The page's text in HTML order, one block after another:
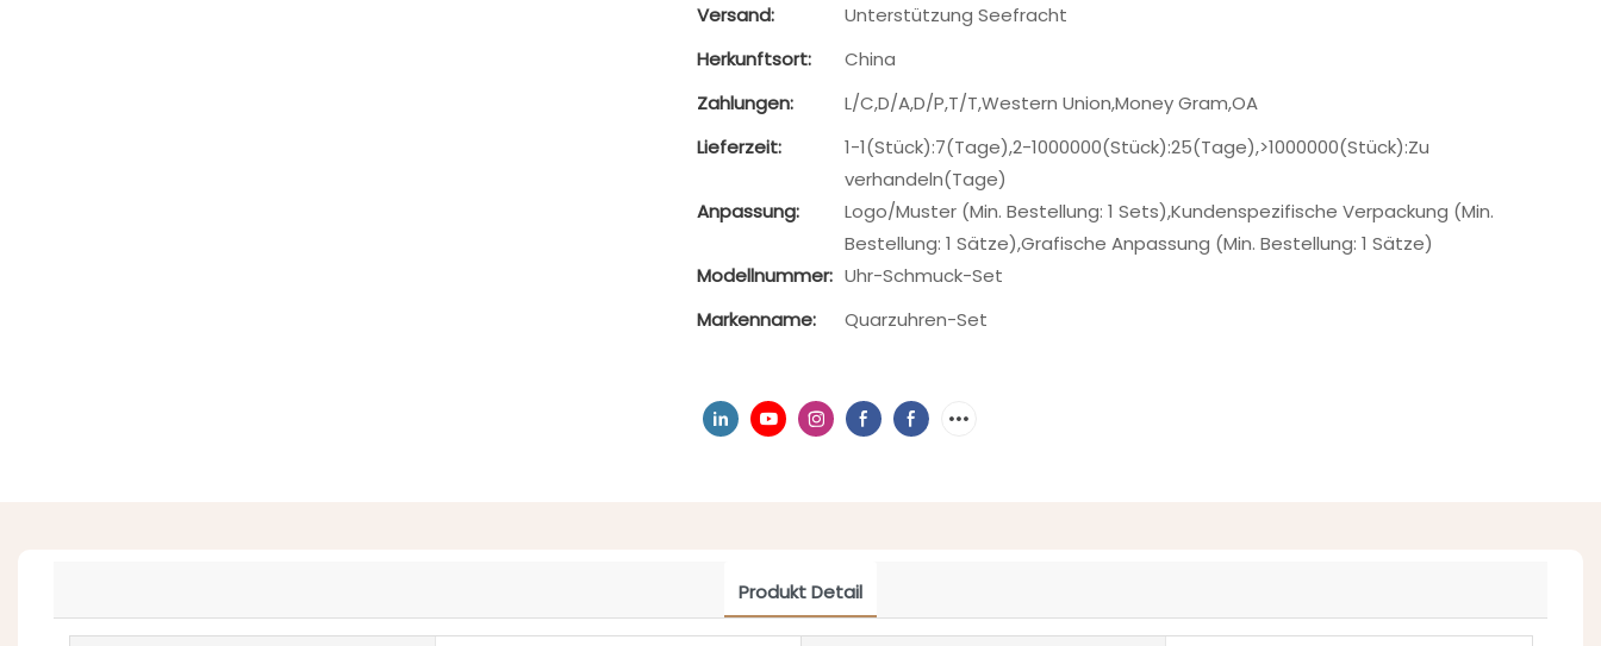
Versand:
Unterstützung Seefracht
Herkunftsort:
China
Zahlungen:
L/C,D/A,D/P,T/T,Western Union,Money Gram,OA
Lieferzeit:
1-1(Stück):7(Tage),2-1000000(Stück):25(Tage),>1000000(Stück):Zu
verhandeln(Tage)
Anpassung:
Logo/Muster (Min. Bestellung: 1 Sets),Kundenspezifische Verpackung (Min.
Bestellung: 1 Sätze),Grafische Anpassung (Min. Bestellung: 1 Sätze)
Modellnummer: Uhr-Schmuck-Set
Markenname:
Quarzuhren-Set
Produkt Detail